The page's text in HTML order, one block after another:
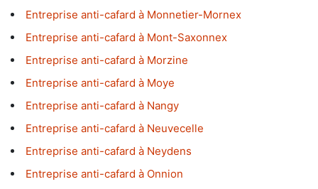
Entreprise anti-cafard à Monnetier-Mornex
Entreprise anti-cafard à Mont-Saxonnex
Entreprise anti-cafard à Morzine
Entreprise anti-cafard à Moye
Entreprise anti-cafard à Nangy
Entreprise anti-cafard à Neuvecelle
Entreprise anti-cafard à Neydens
Entreprise anti-cafard à Onnion